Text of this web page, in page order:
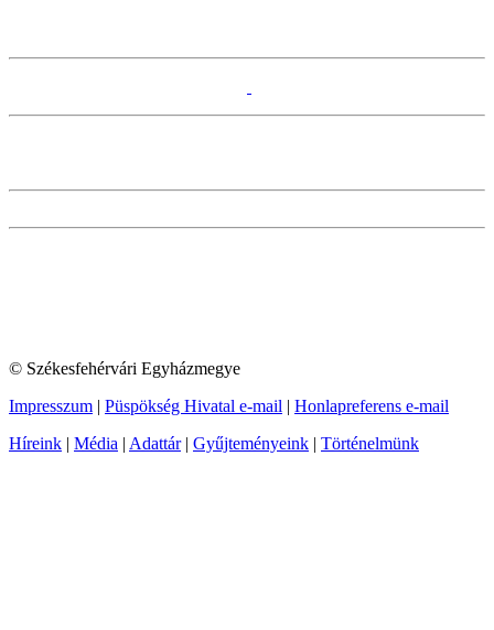
© Székesfehérvári Egyházmegye
Impresszum | Püspökség Hivatal e-mail | Honlapreferens e-mail
Híreink | Média | Adattár| Gyűjteményeink | Történelmünk